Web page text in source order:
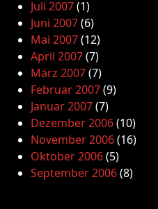
Juli 2007(1)
Juni 2007(6)
Mai 2007(12)
April 2007(7)
März 2007(7)
Februar 2007(9)
Januar 2007(7)
Dezember 2006(10)
November 2006(16)
Oktober 2006(5)
September 2006(8)